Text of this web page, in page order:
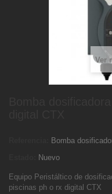
Ver
Bomba
Nuevo
Equipo Peristáltico de
piscinas ph o rx digital CTX